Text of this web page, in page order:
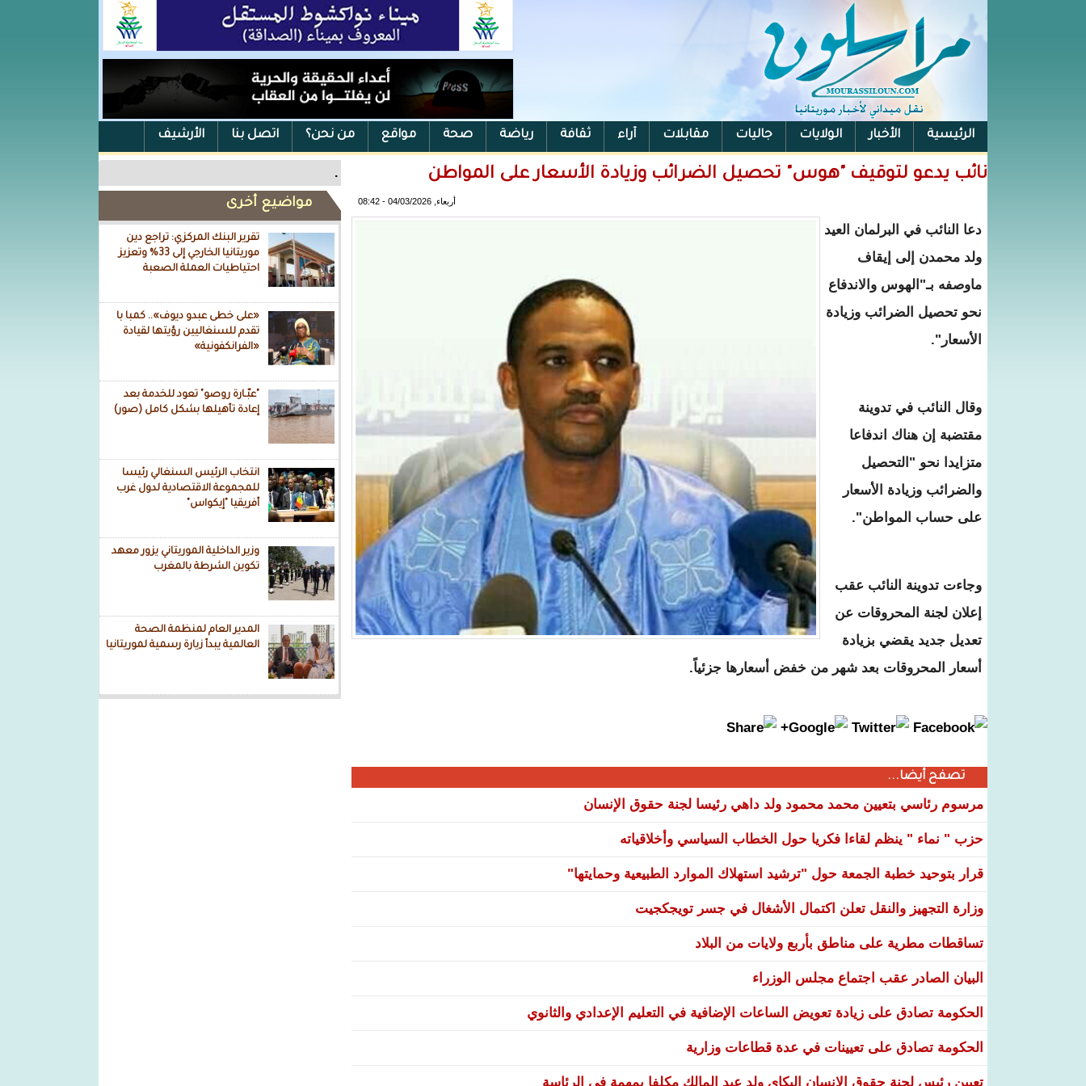
الرئيسية الأخبار الولايات جاليات مقابلات آراء ثقافة رياضة صحة مواقع من نحن؟ اتصل بنا الأرشيف
الفيس بوك .
مواضيع أخرى
تقرير البنك المركزي: تراجع دين
موريتانيا الخارجي إلى 33% وتعزيز
احتياطيات العملة الصعبة
«على خطى عبدو ديوف».. كمبا با
تقدم للسنغاليين رؤيتها لقيادة
«الفرانكفونية»
"عبّـارة روصو" تعود للخدمة بعد
إعادة تأهيلها بشكل كامل (صور)
انتخاب الرئيس السنغالي رئيسا
للمجموعة الاقتصادية لدول غرب
أفريقيا "إيكواس"
وزير الداخلية الموريتاني يزور معهد
تكوين الشرطة بالمغرب
المدير العام لمنظمة الصحة
العالمية يبدأ زيارة رسمية لموريتانيا
نائب يدعو لتوقيف "هوس" تحصيل الضرائب وزيادة الأسعار على المواطن
أربعاء, 04/03/2026 - 08:42
دعا النائب في البرلمان العيد
ولد محمدن إلى إيقاف
ماوصفه بـ"الهوس والاندفاع
نحو تحصيل الضرائب وزيادة
الأسعار".
وقال النائب في تدوينة
مقتضبة إن هناك اندفاعا
متزايدا نحو "التحصيل
والضرائب وزيادة الأسعار
على حساب المواطن".
وجاءت تدوينة النائب عقب
إعلان لجنة المحروقات عن
تعديل جديد يقضي بزيادة
أسعار المحروقات بعد شهر من خفض أسعارها جزئياً.
تصفح أيضا...
مرسوم رئاسي بتعيين محمد محمود ولد داهي رئيسا لجنة حقوق الإنسان
حزب " نماء " ينظم لقاءا فكريا حول الخطاب السياسي وأخلاقياته
قرار بتوحيد خطبة الجمعة حول "ترشيد استهلاك الموارد الطبيعية وحمايتها"
وزارة التجهيز والنقل تعلن اكتمال الأشغال في جسر تويجكجيت
تساقطات مطرية على مناطق بأربع ولايات من البلاد
البيان الصادر عقب اجتماع مجلس الوزراء
الحكومة تصادق على زيادة تعويض الساعات الإضافية في التعليم الإعدادي والثانوي
الحكومة تصادق على تعيينات في عدة قطاعات وزارية
تعيين رئيس لجنة حقوق الإنسان البكاي ولد عبد المالك مكلفا بمهمة في الرئاسة